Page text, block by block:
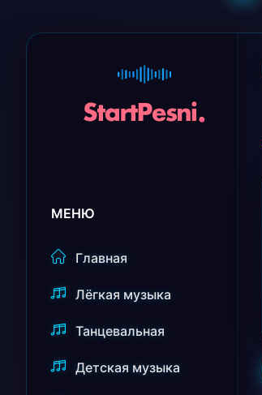
МЕНЮ
Главная
Лёгкая музыка
Танцевальная
Детская музыка